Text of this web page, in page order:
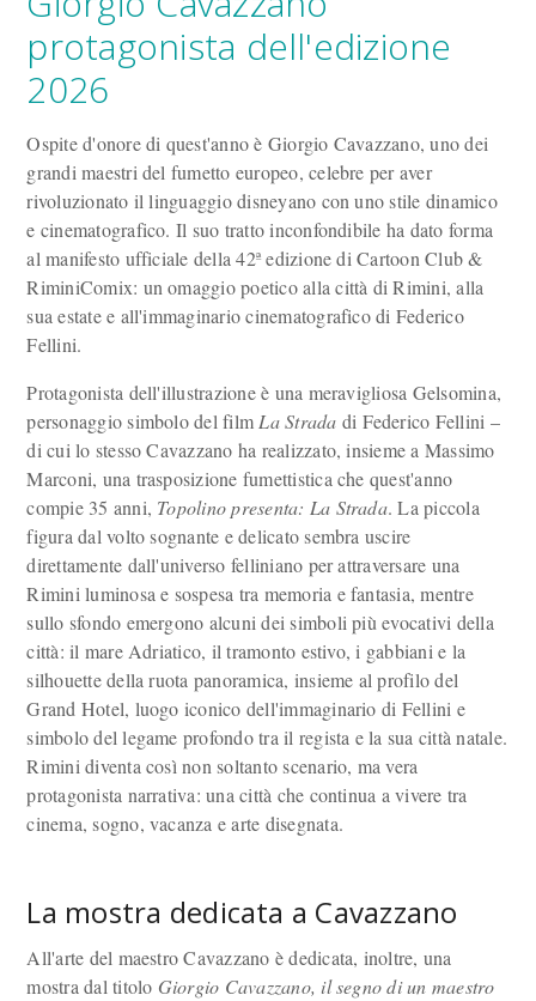
protagonista dell'edizione
2026
Ospite d'onore di quest'anno è Giorgio Cavazzano, uno dei
grandi maestri del fumetto europeo, celebre per aver
rivoluzionato il linguaggio disneyano con uno stile dinamico
e cinematografico. Il suo tratto inconfondibile ha dato forma
al manifesto ufficiale della 42ª edizione di Cartoon Club &
RiminiComix: un omaggio poetico alla città di Rimini, alla
sua estate e all'immaginario cinematografico di Federico
Fellini.
Protagonista dell'illustrazione è una meravigliosa Gelsomina,
personaggio simbolo del film La Strada di Federico Fellini –
di cui lo stesso Cavazzano ha realizzato, insieme a Massimo
Marconi, una trasposizione fumettistica che quest'anno
compie 35 anni, Topolino presenta: La Strada. La piccola
figura dal volto sognante e delicato sembra uscire
direttamente dall'universo felliniano per attraversare una
Rimini luminosa e sospesa tra memoria e fantasia, mentre
sullo sfondo emergono alcuni dei simboli più evocativi della
città: il mare Adriatico, il tramonto estivo, i gabbiani e la
silhouette della ruota panoramica, insieme al profilo del
Grand Hotel, luogo iconico dell'immaginario di Fellini e
simbolo del legame profondo tra il regista e la sua città natale.
Rimini diventa così non soltanto scenario, ma vera
protagonista narrativa: una città che continua a vivere tra
cinema, sogno, vacanza e arte disegnata.
La mostra dedicata a Cavazzano
All'arte del maestro Cavazzano è dedicata, inoltre, una
mostra dal titolo Giorgio Cavazzano, il segno di un maestro